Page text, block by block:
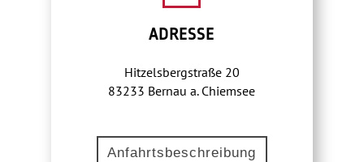
ADRESSE
Hitzelsbergstraße 20
83233 Bernau a. Chiemsee
Anfahrtsbeschreibung